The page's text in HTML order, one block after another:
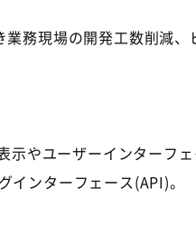
務現場の開発工数削減
やユーザーインターフ
ンターフェース(API)。